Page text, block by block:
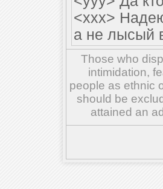
<xxx>
а не лысый
Those who
intimidation,
people as ethnic
should be
attained an